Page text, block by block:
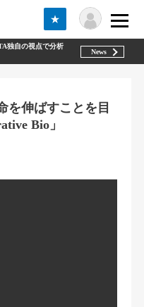
★
独自の視点で分析
News
を伸ばすことを目
Bio」